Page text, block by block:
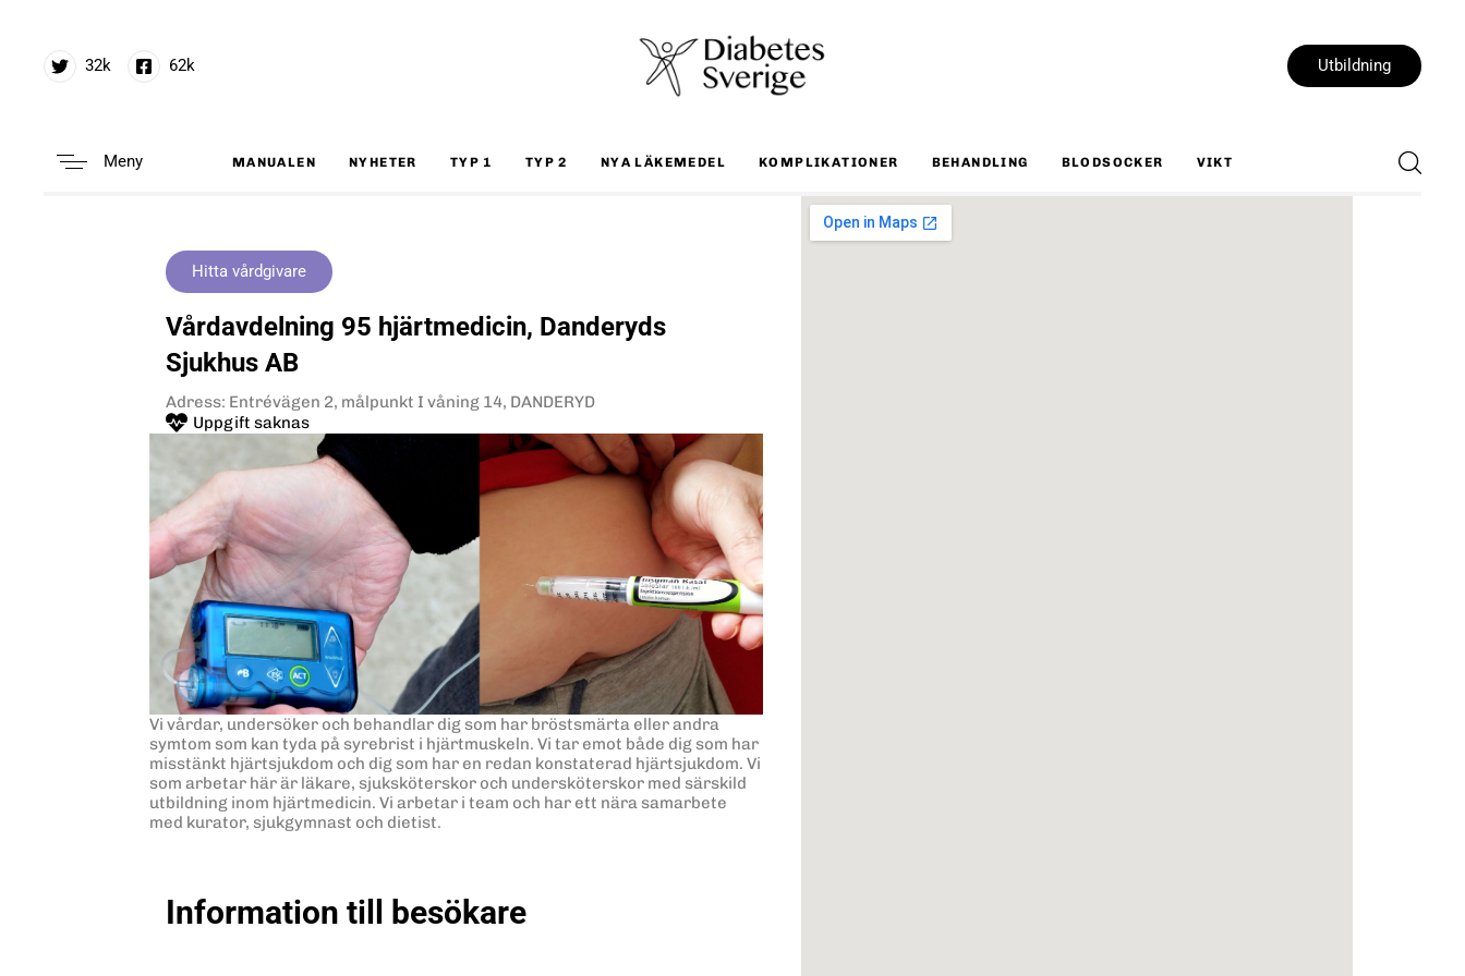
32k 62k Utbildning
Meny MANUALEN NYHETER TYP 1 TYP 2 NYA LÄKEMEDEL KOMPLIKATIONER BEHANDLING BLODSOCKER VIKT
Hitta vårdgivare
Vårdavdelning 95 hjärtmedicin, Danderyds
Sjukhus AB
Adress: Entrévägen 2, målpunkt I våning 14, DANDERYD
Uppgift saknas
Vi vårdar, undersöker och behandlar dig som har bröstsmärta eller andra
symtom som kan tyda på syrebrist i hjärtmuskeln. Vi tar emot både dig som har
misstänkt hjärtsjukdom och dig som har en redan konstaterad hjärtsjukdom. Vi
som arbetar här är läkare, sjuksköterskor och undersköterskor med särskild
utbildning inom hjärtmedicin. Vi arbetar i team och har ett nära samarbete
med kurator, sjukgymnast och dietist.
Information till besökare